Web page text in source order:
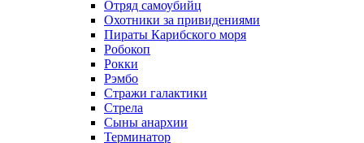
Отряд самоубийц
Охотники за привидениями
Пираты Карибского моря
Робокоп
Рокки
Рэмбо
Стражи галактики
Стрела
Сыны анархии
Терминатор